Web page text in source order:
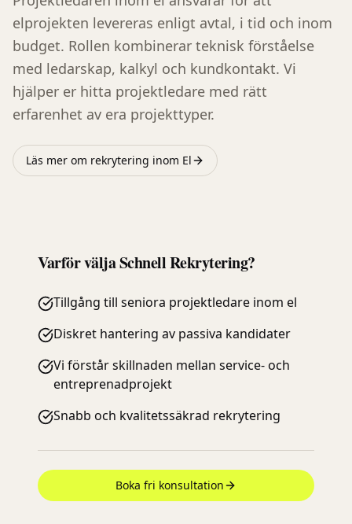
elprojekten levereras enligt avtal, i tid och inom
budget. Rollen kombinerar teknisk förståelse
med ledarskap, kalkyl och kundkontakt. Vi
hjälper er hitta projektledare med rätt
erfarenhet av era projekttyper.
Läs mer om rekrytering inom El
Varför välja Schnell Rekrytering?
Tillgång till seniora projektledare inom el
Diskret hantering av passiva kandidater
Vi förstår skillnaden mellan service- och
entreprenadprojekt
Snabb och kvalitetssäkrad rekrytering
Boka fri konsultation